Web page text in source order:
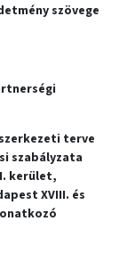
szövege
terve
szabályzata
kerület,
XVIII. és